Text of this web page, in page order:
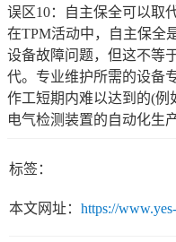
误区10：自主保全可以取
在TPM活动中，自主保全
设备故障问题，但这不等
代。专业维护所需的设备
作工短期内难以达到的(例
电气检测装置的自动化生
标签：
本文网址： https://